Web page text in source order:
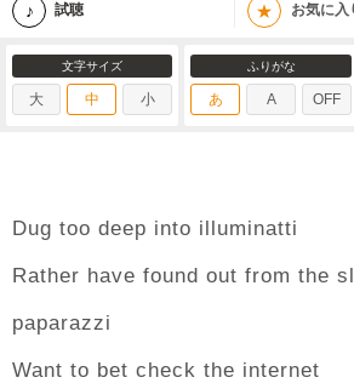
試聴 ★ お気に入
文字サイズ
大 中 小
ふりがな
あ A OFF
Dug too deep into illuminatti
Rather have found out from the
paparazzi
Want to bet check the internet